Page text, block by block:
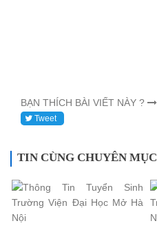
BẠN THÍCH BÀI VIẾT NÀY ?
Tweet
TIN CÙNG CHUYÊN MỤC